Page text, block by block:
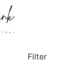
Filter